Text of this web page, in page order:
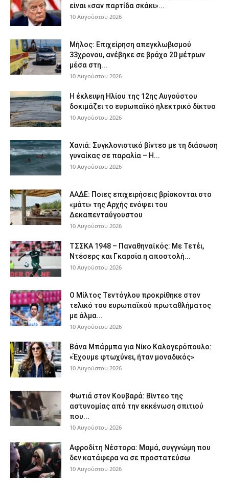
είναι «σαν παρτίδα σκάκι»...
10 Αυγούστου 2026
Μήλος: Επιχείρηση απεγκλωβισμού
33χρονου, ανέβηκε σε βράχο 20 μέτρων
μέσα στη...
10 Αυγούστου 2026
Η έκλειψη Ηλίου της 12ης Αυγούστου
δοκιμάζει το ευρωπαϊκό ηλεκτρικό δίκτυο
10 Αυγούστου 2026
Χανιά: Συγκλονιστικό βίντεο με τη διάσωση
γυναίκας σε παραλία – Η...
10 Αυγούστου 2026
ΑΑΔΕ: Ποιες επιχειρήσεις βρίσκονται στο
«μάτι» της Αρχής ενόψει του
Δεκαπενταύγουστου
10 Αυγούστου 2026
ΤΣΣΚΑ 1948 – Παναθηναϊκός: Με Τετέι,
Ντέσερς και Γκαρσία η αποστολή...
10 Αυγούστου 2026
Ο Μίλτος Τεντόγλου προκρίθηκε στον
τελικό του ευρωπαϊκού πρωταθλήματος
με άλμα...
10 Αυγούστου 2026
Βάνα Μπάρμπα για Νίκο Καλογερόπουλο:
«Έχουμε φτωχύνει, ήταν μοναδικός»
10 Αυγούστου 2026
Φωτιά στον Κουβαρά: Βίντεο της
αστυνομίας από την εκκένωση σπιτιού
που...
10 Αυγούστου 2026
Αφροδίτη Νέστορα: Μαμά, συγγνώμη που
δεν κατάφερα να σε προστατεύσω
10 Αυγούστου 2026